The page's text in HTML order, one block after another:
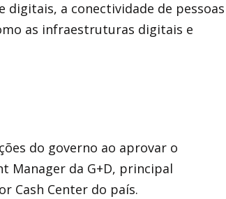
a conectividade de pessoas
as infraestruturas digitais e
do governo ao aprovar o
Manager da G+D, principal
Cash Center do país.